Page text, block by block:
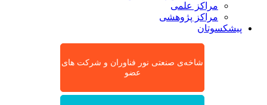
مراکز علمی
مراکز پژوهشی
پیشکسوتان
شاخه‌ی صنعتی نور فناوران و شرکت های
عضو